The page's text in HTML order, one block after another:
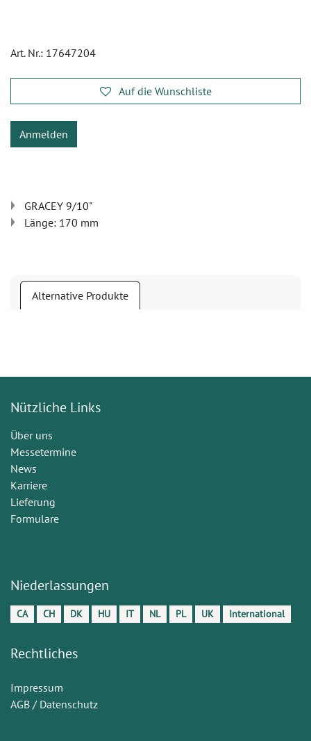
Art. Nr.: 17647204
Auf die Wunschliste
Anmelden
GRACEY 9/10"
Länge: 170 mm
Alternative Produkte
Nützliche Links
Über uns
Messetermine
News
Karriere
Lieferung
Formulare
Niederlassungen
CA CH DK HU IT NL PL UK International
Rechtliches
Impressum
AGB / Datenschutz